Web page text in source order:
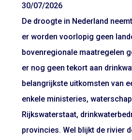
30/07/2026
De droogte in Nederland
er worden voorlopig geen
bovenregionale maatregelen
er nog geen tekort aan
belangrijkste uitkomsten van
enkele ministeries,
Rijkswaterstaat,
provincies. Wel blijkt de rivier